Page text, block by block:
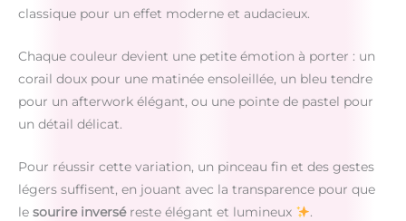
classique pour un effet moderne et audacieux.
Chaque couleur devient une petite émotion à porter : un
corail doux pour une matinée ensoleillée, un bleu tendre
pour un afterwork élégant, ou une pointe de pastel pour
un détail délicat.
Pour réussir cette variation, un pinceau fin et des gestes
légers suffisent, en jouant avec la transparence pour que
le sourire inverséreste élégant et lumineux .